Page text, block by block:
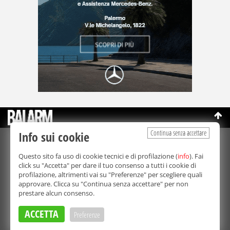
©Copyright 2003-2026
Bmedia Srl
- P.IVA 07064240828
La riproduzione totale o parziale di tutti i contenuti, in qualunque
forma, su qualsiasi supporto è proibita.
Balarm.it è una testata giornalistica registrata. Autorizzazione del
Tribunale di Palermo n° 32 del 21/10/2003
Direttore responsabile:
Continua senza accettare
Info sui cookie
Questo sito fa uso di cookie tecnici e di profilazione (info). Fai
click su "Accetta" per dare il tuo consenso a tutti i cookie di
profilazione, altrimenti vai su "Preferenze" per scegliere quali
approvare. Clicca su "Continua senza accettare" per non
prestare alcun consenso.
ACCETTA Preferenze